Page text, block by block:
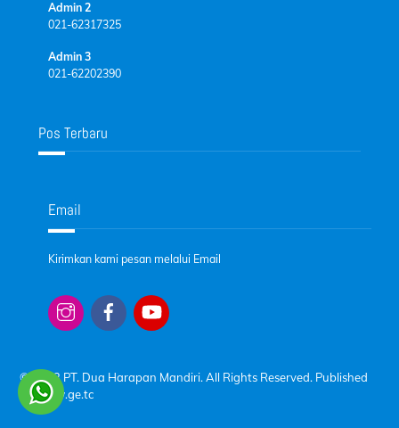
Admin 2
021-62317325
Admin 3
021-62202390
Pos Terbaru
Email
Kirimkan kami pesan melalui Email
© 2023 PT. Dua Harapan Mandiri. All Rights Reserved. Published
bywww.ge.tc